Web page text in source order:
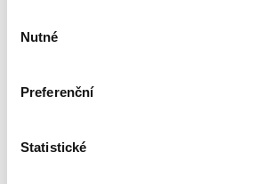
souhlasu
Nutné
Preferenční
Statistické